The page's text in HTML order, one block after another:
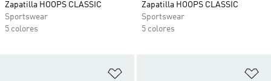
Zapatilla HOOPS CLASSIC
Sportswear
5 colores
Zapatilla HOOPS CLASSIC
Sportswear
5 colores